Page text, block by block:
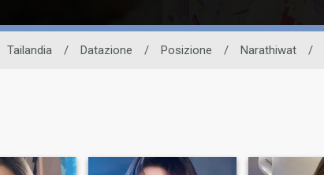
Tailandia / Datazione / Posizione / Narathiwat /